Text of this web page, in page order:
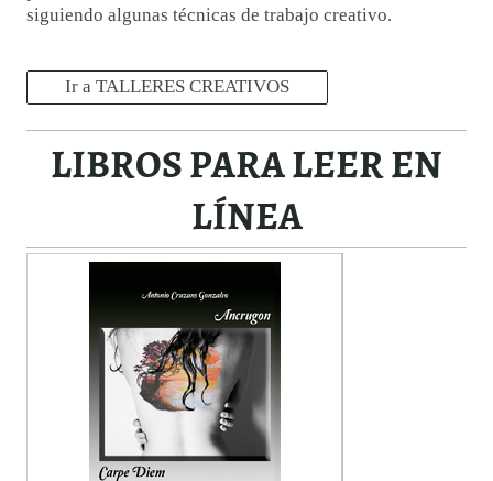
siguiendo algunas técnicas de trabajo creativo.
Ir a TALLERES CREATIVOS
LIBROS PARA LEER EN
LÍNEA